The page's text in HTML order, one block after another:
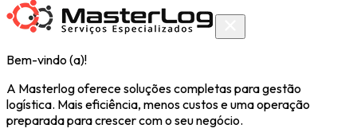
Bem-vindo (a)!
A Masterlog oferece soluções completas para gestão
logística. Mais eficiência, menos custos e uma operação
preparada para crescer com o seu negócio.